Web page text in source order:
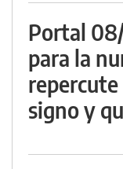
Portal
para la
repercute
signo y